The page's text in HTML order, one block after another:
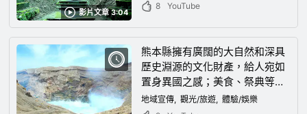
影片文章 3:04
8
YouTube
熊本縣擁有廣闊的大自然和深具
歷史淵源的文化財產，給人宛如
置身異國之感；美食、祭典等充
滿看頭的熊本正是人人都想造訪
地域宣傳 觀光/旅遊
體驗/娛樂